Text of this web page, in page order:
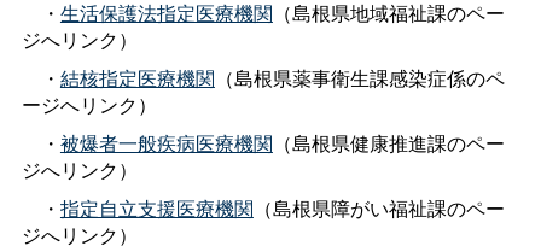
・ 生活保護法指定医療機関 （島根県地域福祉課のペー
ジへリンク）
・ 結核指定医療機関 （島根県薬事衛生課感染症係のペ
ージへリンク）
・ 被爆者一般疾病医療機関 （島根県健康推進課のペー
ジへリンク）
・ 指定自立支援医療機関 （島根県障がい福祉課のペー
ジへリンク）